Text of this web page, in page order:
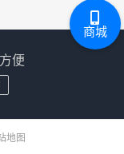
便
地图
商城